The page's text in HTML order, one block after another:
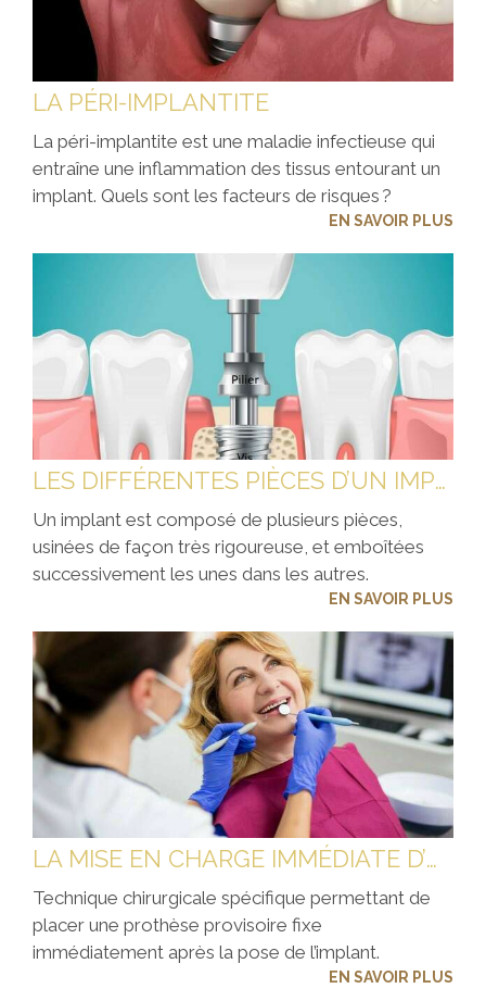
LA PÉRI-IMPLANTITE
La péri-implantite est une maladie infectieuse qui
entraîne une inflammation des tissus entourant un
implant. Quels sont les facteurs de risques ?
EN SAVOIR PLUS
LES DIFFÉRENTES PIÈCES D’UN IMPLANT
Un implant est composé de plusieurs pièces,
usinées de façon très rigoureuse, et emboîtées
successivement les unes dans les autres.
EN SAVOIR PLUS
LA MISE EN CHARGE IMMÉDIATE D’UNE PROTHÈSE SUR UN IMPLANT (MCI)
Technique chirurgicale spécifique permettant de
placer une prothèse provisoire fixe
immédiatement après la pose de l’implant.
EN SAVOIR PLUS